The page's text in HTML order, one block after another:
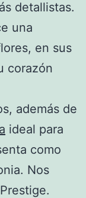
detallistas.
una
en sus
corazón
además de
ideal para
como
Nos